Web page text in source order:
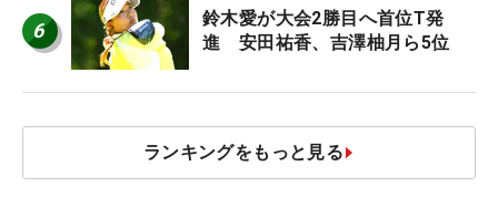
6
鈴木愛が大会2勝目へ首位T発
進 安田祐香、吉澤柚月ら5位
ランキングをもっと見る